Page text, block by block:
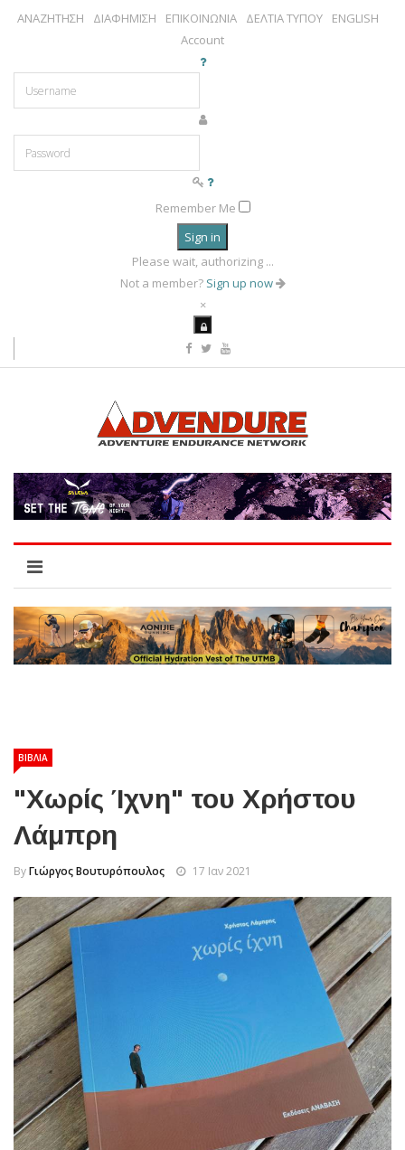
ΑΝΑΖΗΤΗΣΗ ΔΙΑΦΗΜΙΣΗ ΕΠΙΚΟΙΝΩΝΙΑ ΔΕΛΤΙΑ ΤΥΠΟΥ
ENGLISH
Account
Remember Me
Sign in
Please wait, authorizing ...
Not a member? Sign up now
×
ΒΙΒΛΙΑ
"Χωρίς Ίχνη" του Χρήστου
Λάμπρη
ByΓιώργος Βουτυρόπουλος 17 Ιαν 2021